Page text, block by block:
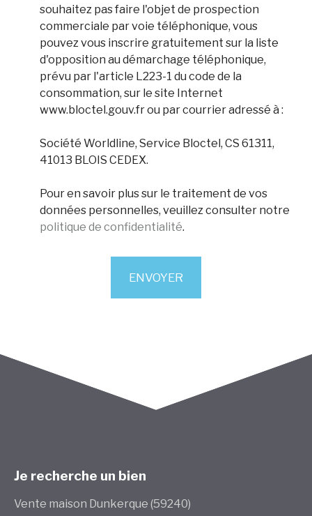
souhaitez pas faire l'objet de prospection
commerciale par voie téléphonique, vous
pouvez vous inscrire gratuitement sur la liste
d'opposition au démarchage téléphonique,
prévu par l'article L223-1 du code de la
consommation, sur le site Internet
www.bloctel.gouv.fr ou par courrier adressé à :
Société Worldline, Service Bloctel, CS 61311,
41013 BLOIS CEDEX.
Pour en savoir plus sur le traitement de vos
données personnelles, veuillez consulter notre
politique de confidentialité.
ENVOYER
Je recherche un bien
Vente maison Dunkerque (59240)